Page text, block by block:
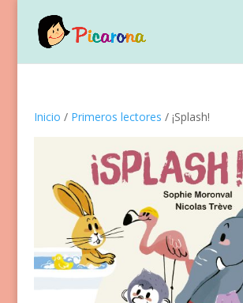
Inicio / Primeros lectores / ¡Splash!